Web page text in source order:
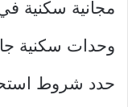
مجانية سكنية
وحدات سكنية
حدد شروط